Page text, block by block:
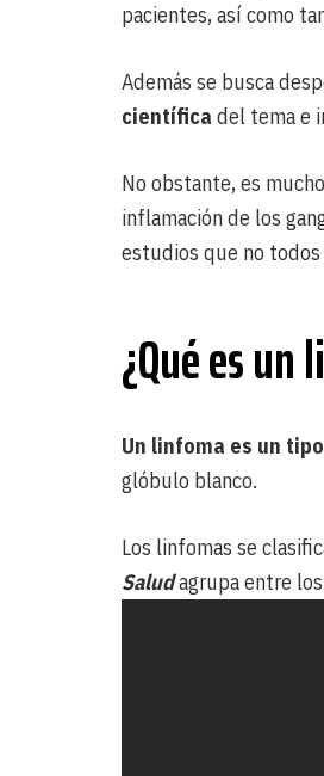
pacientes, así como
Además se busca
científica del tema e
No obstante, es
inflamación de los
estudios que no
¿Qué es un
Un linfoma es un
glóbulo blanco.
Los linfomas se
Saludagrupa entre